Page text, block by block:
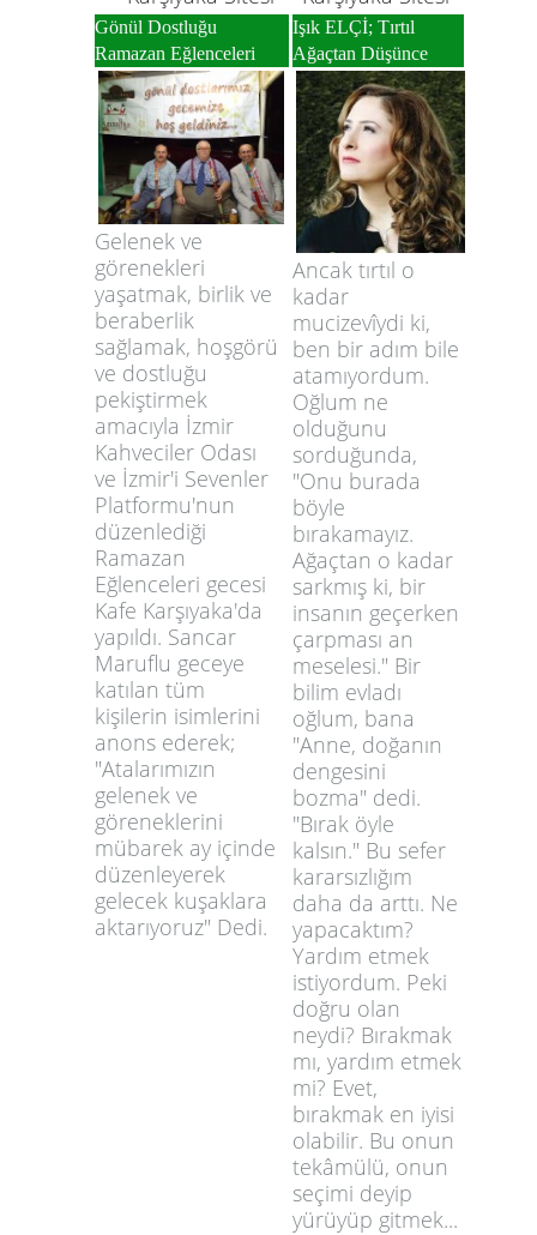
Gönül Dostluğu
Ramazan Eğlenceleri
Işık ELÇİ; Tırtıl
Ağaçtan Düşünce
Gelenek ve
görenekleri
yaşatmak, birlik ve
beraberlik
sağlamak, hoşgörü
ve dostluğu
pekiştirmek
amacıyla İzmir
Kahveciler Odası
ve İzmir'i Sevenler
Platformu'nun
düzenlediği
Ramazan
Eğlenceleri gecesi
Kafe Karşıyaka'da
yapıldı. Sancar
Maruflu geceye
katılan tüm
kişilerin isimlerini
anons ederek;
"Atalarımızın
gelenek ve
göreneklerini
mübarek ay içinde
düzenleyerek
gelecek kuşaklara
aktarıyoruz" Dedi.
Ancak tırtıl o
kadar
mucizevîydi ki,
ben bir adım bile
atamıyordum.
Oğlum ne
olduğunu
sorduğunda,
"Onu burada
böyle
bırakamayız.
Ağaçtan o kadar
sarkmış ki, bir
insanın geçerken
çarpması an
meselesi." Bir
bilim evladı
oğlum, bana
"Anne, doğanın
dengesini
bozma" dedi.
"Bırak öyle
kalsın." Bu sefer
kararsızlığım
daha da arttı. Ne
yapacaktım?
Yardım etmek
istiyordum. Peki
doğru olan
neydi? Bırakmak
mı, yardım etmek
mi? Evet,
bırakmak en iyisi
olabilir. Bu onun
tekâmülü, onun
seçimi deyip
yürüyüp gitmek...